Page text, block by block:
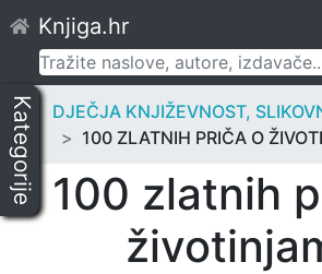
to
content
Knjiga.hr
Pretraži:
Kategorije
DJEČJA KNJIŽEVNOST,
100 ZLATNIH PRIČA O
100 zlatnih